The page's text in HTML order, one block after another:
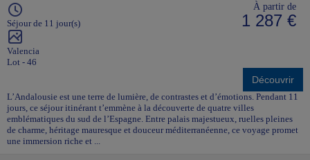
Séjour de 11 jour(s)
Valencia
Lot - 46
À partir de
1 287 €
Découvrir
L’Andalousie est une terre de lumière, de contrastes et d’émotions. Pendant 11
jours, ce séjour itinérant t’emmène à la découverte de quatre villes
emblématiques du sud de l’Espagne. Entre palais majestueux, ruelles pleines
de charme, héritage mauresque et douceur méditerranéenne, ce voyage promet
une immersion riche et ...